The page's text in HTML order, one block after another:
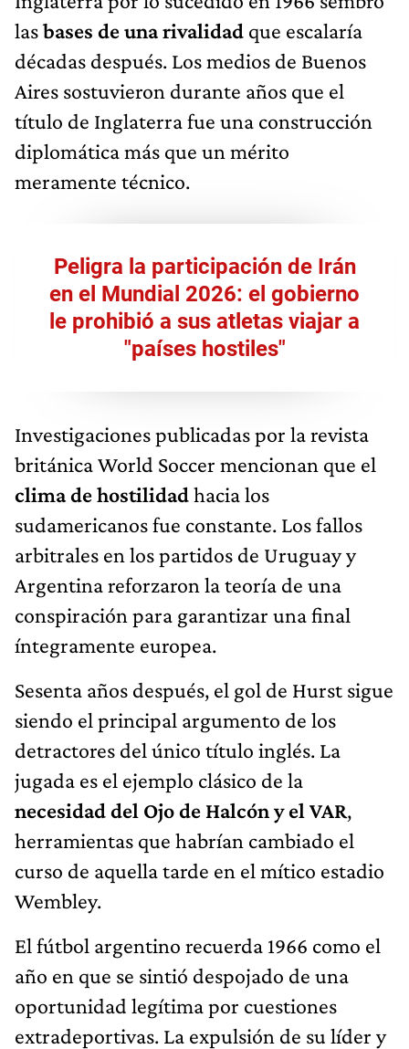
lasbases de una rivalidad que escalaría
décadas después. Los medios de Buenos
Aires sostuvieron durante años que el
título de Inglaterra fue una construcción
diplomática más que un mérito
meramente técnico.
Peligra la participación de Irán
en el Mundial 2026: el gobierno
le prohibió a sus atletas viajar a
"países hostiles"
Investigaciones publicadas por la revista
británica World Soccer mencionan que el
clima de hostilidadhacia los
sudamericanos fue constante. Los fallos
arbitrales en los partidos de Uruguay y
Argentina reforzaron la teoría de una
conspiración para garantizar una final
íntegramente europea.
Sesenta años después, el gol de Hurst sigue
siendo el principal argumento de los
detractores del único título inglés. La
jugada es el ejemplo clásico de la
necesidad del Ojo de Halcón y el VAR,
herramientas que habrían cambiado el
curso de aquella tarde en el mítico estadio
Wembley.
El fútbol argentino recuerda 1966 como el
año en que se sintió despojado de una
oportunidad legítima por cuestiones
extradeportivas. La expulsión de su líder y